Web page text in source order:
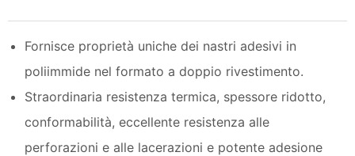
Fornisce proprietà uniche dei nastri adesivi in
poliimmide nel formato a doppio rivestimento.
Straordinaria resistenza termica, spessore ridotto,
conformabilità, eccellente resistenza alle
perforazioni e alle lacerazioni e potente adesione